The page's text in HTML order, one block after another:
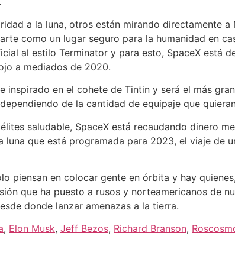
a la luna, otros están mirando directamente
como un lugar seguro para la humanidad en
al estilo Terminator y para esto, SpaceX está
a mediados de 2020.
inspirado en el cohete de Tintin y será el más
de la cantidad de equipaje que
saludable, SpaceX está recaudando dinero
que está programada para 2023, el viaje de
piensan en colocar gente en órbita y hay
que ha puesto a rusos y norteamericanos de
donde lanzar amenazas a la tierra.
, Elon Musk, Jeff Bezos, Richard Branson,